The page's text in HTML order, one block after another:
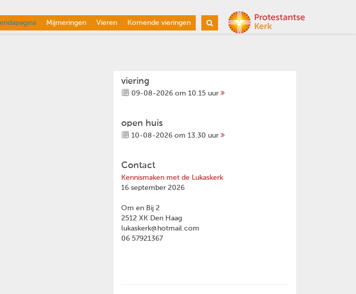
Mijmeringen Vieren Komende vieringen
viering
09-08-2026 om 10.15 uur
open huis
10-08-2026 om 13.30 uur
Contact
Kennismaken met de Lukaskerk
16 september 2026
Om en Bij 2
2512 XK Den Haag
lukaskerk@hotmail.com
06 57921367